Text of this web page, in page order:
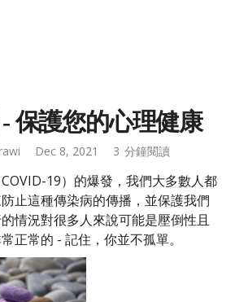
保護您的心理健康
Dec 8, 2021 3 分鐘閱讀
19）的爆發，我們大多數人都
止這種傳染病的傳播，並保護我們
情況對很多人來說可能是壓倒性且
正常的 - 記住，你並不孤單。